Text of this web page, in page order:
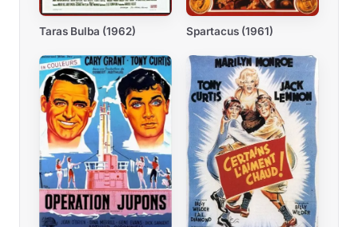
Taras Bulba (1962) Spartacus (1961)